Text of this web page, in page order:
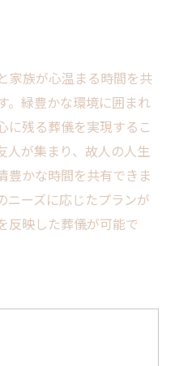
家族が心温まる時間を共
。緑豊かな環境に囲まれ
に残る葬儀を実現するこ
人が集まり、故人の人生
豊かな時間を共有できま
ニーズに応じたプランが
反映した葬儀が可能で